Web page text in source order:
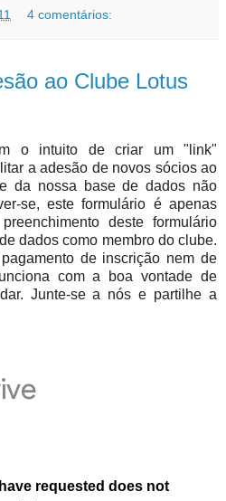
4 comentários:
ao Clube Lotus
o intuito de criar um "link"
a adesão de novos sócios ao
da nossa base de dados não
se, este formulário é apenas
deste formulário
dados como membro do clube.
de inscrição nem de
com a boa vontade de
Junte-se a nós e partilhe a